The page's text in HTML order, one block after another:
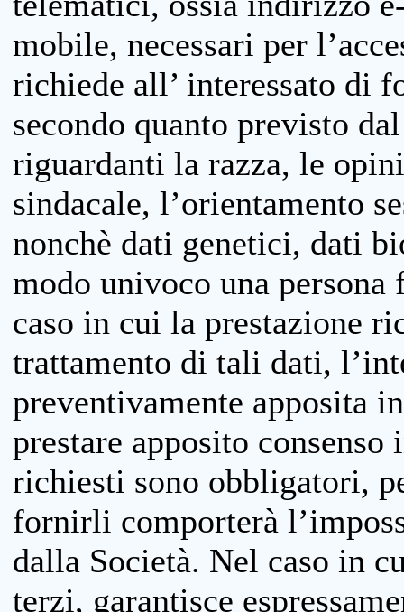
mobile, necessari per
richiede all’ interessato di
secondo quanto previsto
riguardanti la razza, le
sindacale, l’orientamento
nonchè dati genetici, dati
modo univoco una
caso in cui la prestazione
trattamento di tali dati,
preventivamente apposita
prestare apposito
richiesti sono obbligatori,
fornirli comporterà
dalla Società. Nel caso in
terzi, garantisce